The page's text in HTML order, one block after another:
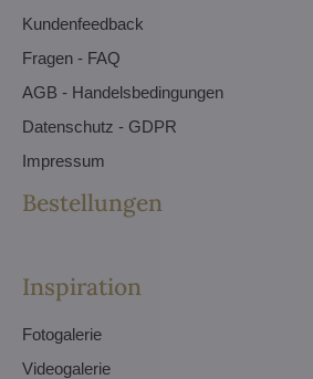
Kundenfeedback
Fragen - FAQ
AGB - Handelsbedingungen
Datenschutz - GDPR
Impressum
Bestellungen
Inspiration
Fotogalerie
Videogalerie